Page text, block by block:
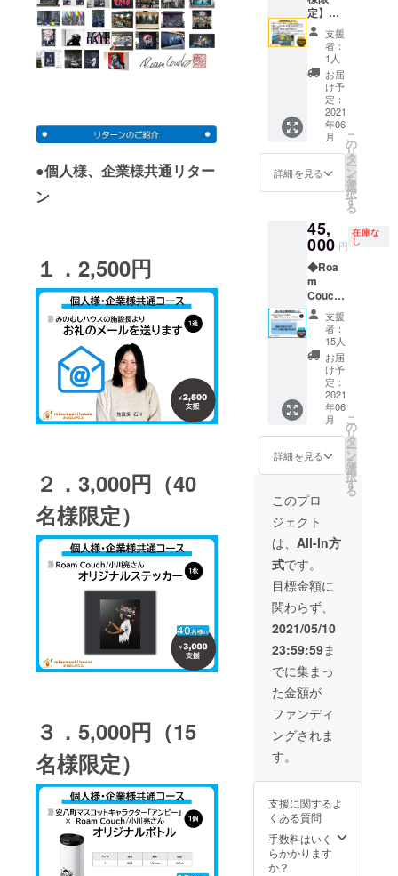
●個人様、企業様共通リター
ン
１．2,500円
２．3,000円（40
名様限定）
３．5,000円（15
名様限定）
グにつ
いての
ページ
を設
け、そ
の中で
協賛企
業とし
て個人
名（企
業名）
を掲載
※記載す
る個人
業名）
をお知
らせく
ださい
撚糸
エアー
かお
る ダ
ディ
ボー
イ エ
ニータ
イム
セット
Ａ×１
セット
※色の指
定はで
ん ◆み
のむし
ハウ
ス オ
リジナ
ルトー
トバッ
ク×１個
※色をお
選びく
ださい
（ネイ
ビー・
レッ
ド）
る企業
名、ロ
ゴマー
クをお
知らせ
くださ
い ◆協
賛企業
様一覧
看板に
企業名
を記載
※記載す
る企業
知らせ
くださ
い
◆Roa
m
Couch/
小川亮
さんを
サポー
トして
いる東
海圏の
オンラ
イン
ショッ
プ
「FREE
ラウド
ファン
ディン
グにつ
いての
ページ
を設
け、そ
の中で
協賛企
業とし
て企業
名を掲
載 ※記
載する
企業名
をお知
らせく
定】
◆Roa
m
Couch/
小川亮
さんが
今回製
作予定
の壁画
アート
の中
に、企
業名や
ロゴ
などを
上手く
取り入
れて描
きます
※描画す
る企業
名、ロ
ゴマー
クをお
知らせ
くださ
◆Roa
Couch/
小川亮
作予定
の壁画
アート
の中
に、携
帯で読
み取れ
る企業
のQR
コード
を描き
ます ※
描画す
るQR
コード
をお知
らせく
ださい
一覧看
板に企
業名を
記載 ※
記載す
る企業
支援
者：
1人
お届
け予
定：
2021
年06
月
詳細を見る
こ
の
リ
タ
ー
ン
を
選
択
す
る
45,
000 円
在庫な
し
◆Roa
m
Couch/
小川亮
さん
壁画デ
ザイン
ジグ
レープ
リント×
１枚
（サイ
ズ
27×15
イン
チ） ※
壁画が
完成す
るまで
デザイ
ンは非
公開で
す ※ジ
グレー
プリン
トと
は、高
細密な
原画再
生が可
能な最
先端の
版画技
法のこ
支援
者：
15人
お届
け予
定：
2021
年06
月
詳細を見る
こ
の
リ
タ
ー
ン
を
選
択
す
る
このプロ
ジェクト
は、 All-In方
式です。
目標金額に
関わらず、
2021/05/10
23:59:59ま
でに集まっ
た金額が
ファンディ
ングされま
す。
支援に関するよ
くある質問
手数料はいく
らかかります
か？